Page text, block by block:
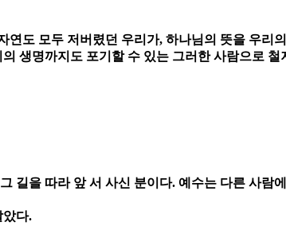
도 모두 저버렸던 우리가, 하나님의 뜻을 우리
생명까지도 포기할 수 있는 그러한 사람으로 철
길을 따라 앞 서 사신 분이다. 예수는 다른 사람
았다.